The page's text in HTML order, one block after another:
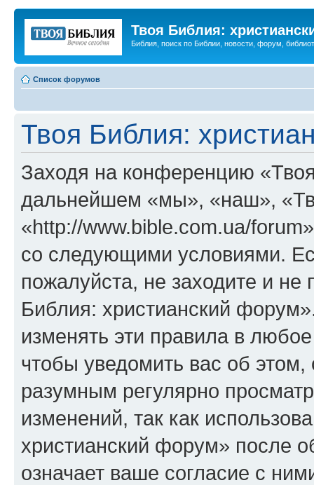
Твоя Библия:
Библия, поиск по Библии, новости, форум,
Список форумов
Твоя Библия:
Заходя на конференцию
дальнейшем «мы», «наш»,
«http://www.bible.com.ua/
со следующими условиями.
пожалуйста, не заходите и
Библия: христианский
изменять эти правила в
чтобы уведомить вас об
разумным регулярно
изменений, так как
христианский форум» после
означает ваше согласие с